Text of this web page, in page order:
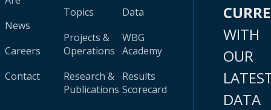
News
Careers
Contact
Topics
Projects &
Operations
Research &
Publications
Data
WBG
Academy
Results
Scorecard
WITH
OUR
DATA